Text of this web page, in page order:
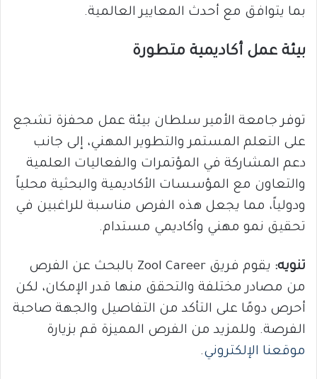
بما يتوافق مع أحدث المعايير العالمية.
بيئة عمل أكاديمية متطورة
توفر جامعة الأمير سلطان بيئة عمل محفزة تشجع
على التعلم المستمر والتطوير المهني، إلى جانب
دعم المشاركة في المؤتمرات والفعاليات العلمية
والتعاون مع المؤسسات الأكاديمية والبحثية محلياً
ودولياً، مما يجعل هذه الفرص مناسبة للراغبين في
تحقيق نمو مهني وأكاديمي مستدام.
تنويه:
يقوم فريق Zool Career بالبحث عن الفرص
من مصادر مختلفة والتحقق منها قدر الإمكان، لكن
أحرص دومًا على التأكد من التفاصيل والجهة صاحبة
الفرصة. وللمزيد من الفرص المميزة قم بزيارة
موقعنا الإلكتروني.